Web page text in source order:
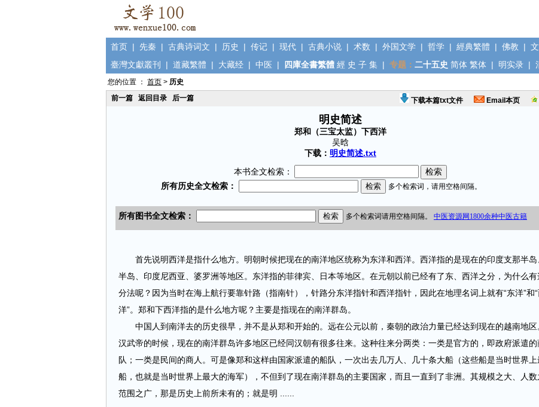
首页 | 先秦 | 古典诗词文 | 历史 | 传记 | 现代 | 古典小说 | 术数 | 外国文学 | 哲学 | 經典繁體 | 佛教 |
臺灣文獻叢刊
| 道藏繁體 | 大藏经 | 中医 | 四庫全書繁體 經 史 子 集 | 专题： 二十五史 简体 繁体 | 明实录 |
您的位置 ： 首页 > 历史
前一篇
返回目录 后一篇 下载本篇txt文件 Email本页
明史简述
郑和（三宝太监）下西洋
吴晗
下载： 明史简述.txt
本书全文检索：
首先说明西洋是指什么地方。明朝时候把现在的南洋地区统称为东洋和西洋。西洋指的是现在的印度支那半岛
半岛、印度尼西亚、婆罗洲等地区。东洋指的菲律宾、日本等地区。在元朝以前已经有了东、西洋之分，为什么有
分法呢？因为当时在海上航行要靠针路（指南针），针路分东洋指针和西洋指针，因此在地理名词上就有“东洋”和
洋”。郑和下西洋指的是什么地方呢？主要是指现在的南洋群岛。
中国人到南洋去的历史很早，并不是从郑和开始的。远在公元以前，秦朝的政治力量已经达到现在的越南地区
汉武帝的时候，现在的南洋群岛许多地区已经同汉朝有很多往来。这种往来分两类：一类是官方的，即政府派遣的
队；一类是民间的商人。可是像郑和这样由国家派遣的船队，一次出去几万人、几十条大船（这些船是当时世界上
船，也就是当时世界上最大的海军），不但到了现在南洋群岛的主要国家，而且一直到了非洲。其规模之大、人数
范围之广，那是历史上前所未有的；就是明 ......